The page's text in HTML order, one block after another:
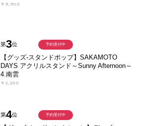
￥9,900
第3位
【グッズ-スタンドポップ】SAKAMOTO
DAYS アクリルスタンド～Sunny Afternoon～
4.南雲
￥2,200
予約受付中
第4位 予約受付中